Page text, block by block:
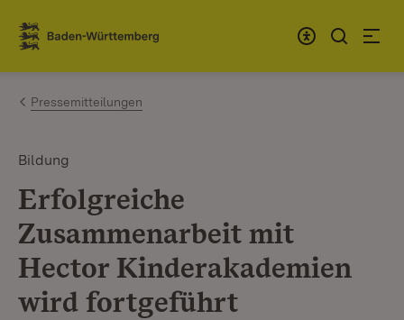
Zum Inhalt springen
Link zur Startseite
Pressemitteilungen
Bildung
Erfolgreiche
Zusammenarbeit mit
Hector Kinderakademien
wird fortgeführt